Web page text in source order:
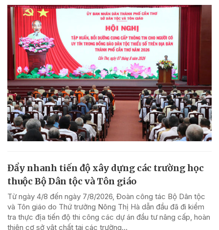
Đẩy nhanh tiến độ xây dựng các trường học
thuộc Bộ Dân tộc và Tôn giáo
Từ ngày 4/8 đến ngày 7/8/2026, Đoàn công tác Bộ Dân tộc
và Tôn giáo do Thứ trưởng Nông Thị Hà dẫn đầu đã đi kiểm
tra thực địa tiến độ thi công các dự án đầu tư nâng cấp, hoàn
thiện cơ sở vật chất tại các trường...